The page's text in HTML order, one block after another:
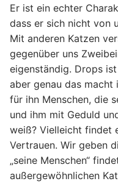
Er ist ein echter
dass er sich nicht von
Mit anderen Katzen
gegenüber uns
eigenständig. Drops
aber genau das macht
für ihn Menschen, die
und ihm mit Geduld
weiß? Vielleicht findet
Vertrauen. Wir geben
„seine Menschen“
außergewöhnlichen